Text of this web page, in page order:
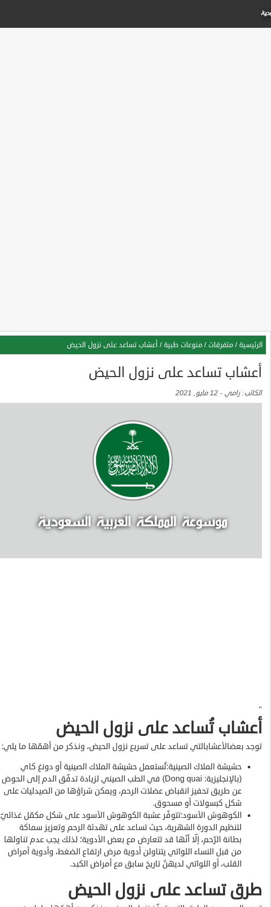
الرئيسية / متفرقات / منوعات طبية / أعشاب تساعد على نزول الحيض
أعشاب تساعد على نزول الحيض
الكاتب: رامي - 12 مايو, 2021
"
أعشاب تُساعد على نزول الحيض
توجد بعضالأعشابالتي تساعد على تسريع نزول الحيض، ونذكر من أهمّها ما يلي:
حشيشة الملاك الصينية:تُستعمل حشيشة الملاك الصينية أو دونغ كاي
(بالإنجليزية: Dong quai) في الطب الصيني لزيادة تدفّق الدم إلى الحوض
عن طريق تحفيز انقباض عضلات الرحم، ويمكن شراؤها من الصيدليات على
شكل كبسولات أو مسحوق.
الكوهوش الأسود:تتوفّر عشبة الكوهوش الأسود على شكل مكمّل غذائيّ
لتنظيم الدورة الشهرية، حيث تساعد على تهدئة الرحم وتعزيز سماكة
بطانة الرّحم، إلّا أنّها قد تتعارض مع بعض الأدوية؛ لذلك يجب عدم تناولها
من قبل النساء اللواتي يتناولن أدوية مرض ارتفاع الضغط، وأدوية أمراض
القلب، أو اللواتي لديهنّ تاريخ سابق مع أمراض الكبد.
طرق تساعد على نزول الحيض